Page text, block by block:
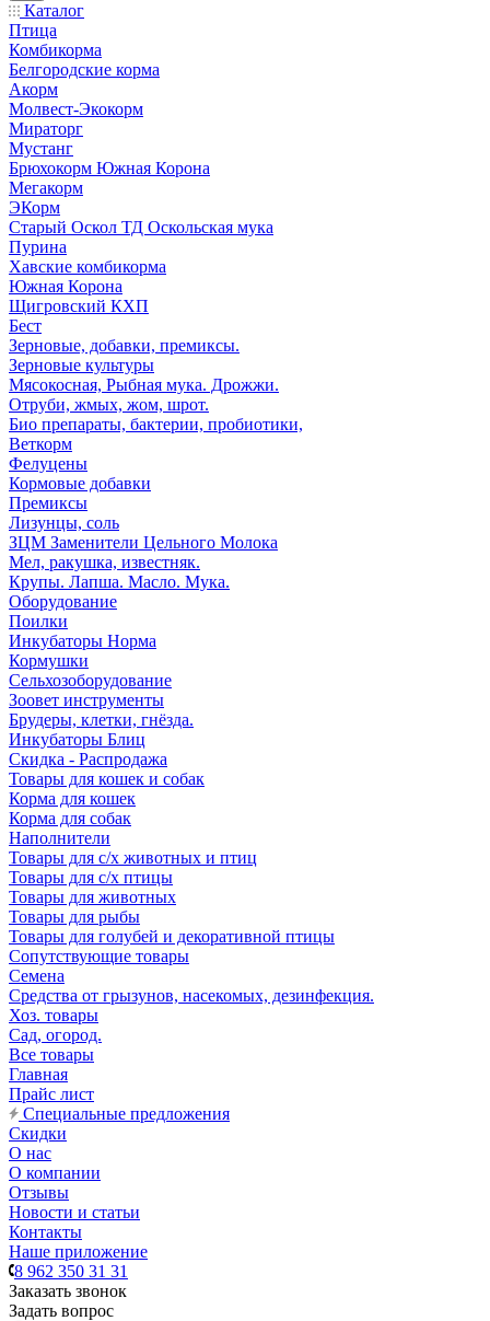
Каталог
Птица
Комбикорма
Белгородские корма
Акорм
Молвест-Экокорм
Мираторг
Мустанг
Брюхокорм Южная Корона
Мегакорм
ЭКорм
Старый Оскол ТД Оскольская мука
Пурина
Хавские комбикорма
Южная Корона
Щигровский КХП
Бест
Зерновые, добавки, премиксы.
Зерновые культуры
Мясокосная, Рыбная мука. Дрожжи.
Отруби, жмых, жом, шрот.
Био препараты, бактерии, пробиотики,
Веткорм
Фелуцены
Кормовые добавки
Премиксы
Лизунцы, соль
ЗЦМ Заменители Цельного Молока
Мел, ракушка, известняк.
Крупы. Лапша. Масло. Мука.
Оборудование
Поилки
Инкубаторы Норма
Кормушки
Сельхозоборудование
Зоовет инструменты
Брудеры, клетки, гнёзда.
Инкубаторы Блиц
Скидка - Распродажа
Товары для кошек и собак
Корма для кошек
Корма для собак
Наполнители
Товары для с/х животных и птиц
Товары для с/х птицы
Товары для животных
Товары для рыбы
Товары для голубей и декоративной птицы
Сопутствующие товары
Семена
Средства от грызунов, насекомых, дезинфекция.
Хоз. товары
Сад, огород.
Все товары
Главная
Прайс лист
Специальные предложения
Скидки
О нас
О компании
Отзывы
Новости и статьи
Контакты
Наше приложение
8 962 350 31 31
Заказать звонок
Задать вопрос